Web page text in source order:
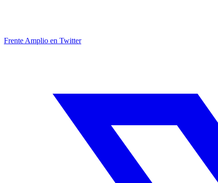
Frente Amplio en Twitter